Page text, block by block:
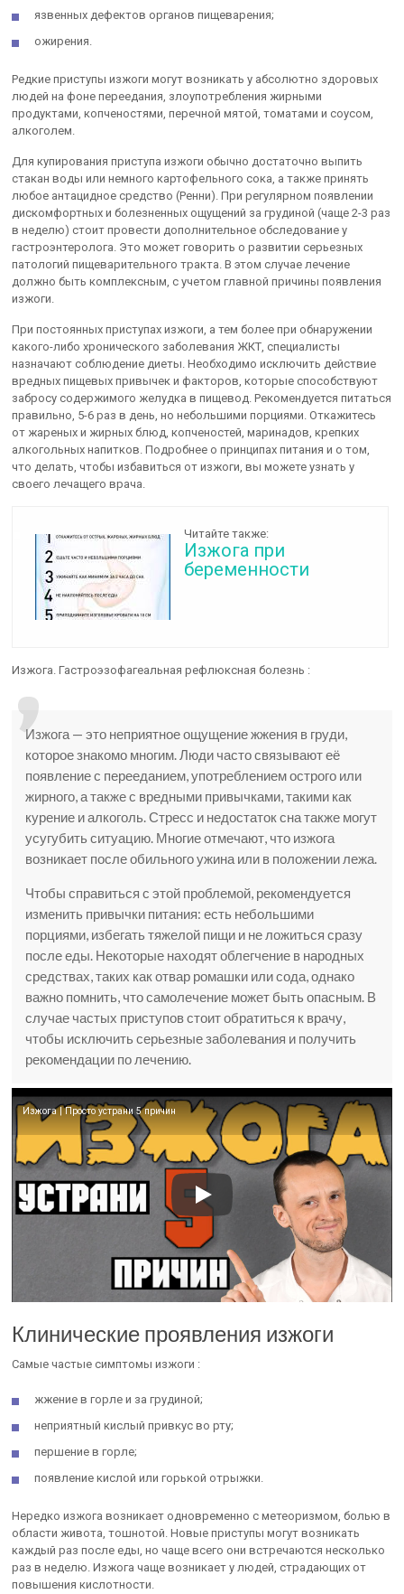
язвенных дефектов органов пищеварения;
ожирения.
Редкие приступы изжоги могут возникать у абсолютно здоровых
людей на фоне переедания, злоупотребления жирными
продуктами, копченостями, перечной мятой, томатами и соусом,
алкоголем.
Для купирования приступа изжоги обычно достаточно выпить
стакан воды или немного картофельного сока, а также принять
любое антацидное средство (Ренни). При регулярном появлении
дискомфортных и болезненных ощущений за грудиной (чаще 2-3 раз
в неделю) стоит провести дополнительное обследование у
гастроэнтеролога. Это может говорить о развитии серьезных
патологий пищеварительного тракта. В этом случае лечение
должно быть комплексным, с учетом главной причины появления
изжоги.
При постоянных приступах изжоги, а тем более при обнаружении
какого-либо хронического заболевания ЖКТ, специалисты
назначают соблюдение диеты. Необходимо исключить действие
вредных пищевых привычек и факторов, которые способствуют
забросу содержимого желудка в пищевод. Рекомендуется питаться
правильно, 5-6 раз в день, но небольшими порциями. Откажитесь
от жареных и жирных блюд, копченостей, маринадов, крепких
алкогольных напитков. Подробнее о принципах питания и о том,
что делать, чтобы избавиться от изжоги, вы можете узнать у
своего лечащего врача.
Читайте также:
Изжога при
беременности
Изжога. Гастроэзофагеальная рефлюксная болезнь :
Изжога — это неприятное ощущение жжения в груди,
которое знакомо многим. Люди часто связывают её
появление с перееданием, употреблением острого или
жирного, а также с вредными привычками, такими как
курение и алкоголь. Стресс и недостаток сна также могут
усугубить ситуацию. Многие отмечают, что изжога
возникает после обильного ужина или в положении лежа.
Чтобы справиться с этой проблемой, рекомендуется
изменить привычки питания: есть небольшими
порциями, избегать тяжелой пищи и не ложиться сразу
после еды. Некоторые находят облегчение в народных
средствах, таких как отвар ромашки или сода, однако
важно помнить, что самолечение может быть опасным. В
случае частых приступов стоит обратиться к врачу,
чтобы исключить серьезные заболевания и получить
рекомендации по лечению.
Изжога | Просто устрани 5 причин
Клинические проявления изжоги
Самые частые симптомы изжоги :
жжение в горле и за грудиной;
неприятный кислый привкус во рту;
першение в горле;
появление кислой или горькой отрыжки.
Нередко изжога возникает одновременно с метеоризмом, болью в
области живота, тошнотой. Новые приступы могут возникать
каждый раз после еды, но чаще всего они встречаются несколько
раз в неделю. Изжога чаще возникает у людей, страдающих от
повышения кислотности.